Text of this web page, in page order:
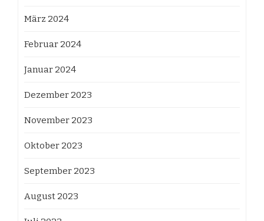
März 2024
Februar 2024
Januar 2024
Dezember 2023
November 2023
Oktober 2023
September 2023
August 2023